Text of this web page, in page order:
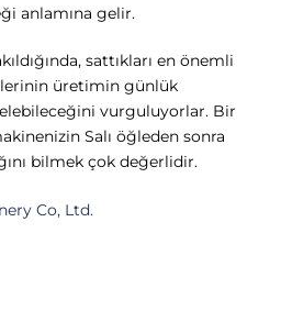
anlamına gelir.
sattıkları en önemli
üretimin günlük
vurguluyorlar. Bir
Salı öğleden sonra
bilmek çok değerlidir.
Co, Ltd.